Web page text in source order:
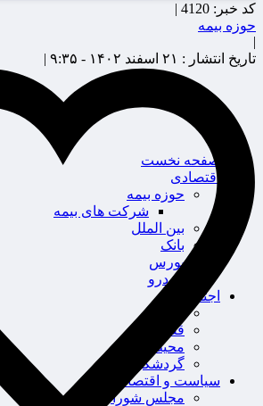
صفحه نخست
اقتصادی
حوزه بیمه
شرکت های بیمه
بین الملل
بانک
بورس
خودرو
اجتماعی
سلامت
قضایی
محیط زیست
گردشگری
سیاست و اقتصاد
مجلس شورای اسلامی
کد خبر: 4120 |
حوزه بیمه
|
تاریخ انتشار : ۲۱ اسفند ۱۴۰۲ - ۹:۳۵ |